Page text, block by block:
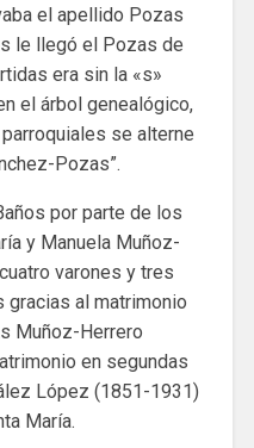
el apellido Pozas
le llegó el Pozas de
era sin la «s»
el árbol genealógico,
se alterne
Pozas”.
por parte de los
y Manuela Muñoz-
varones y tres
gracias al matrimonio
Muñoz-Herrero
en segundas
López (1851-1931)
María.